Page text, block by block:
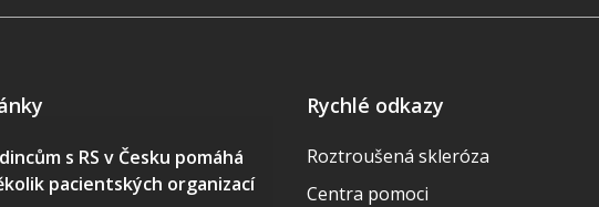
s RS v Česku pomáhá
pacientských organizací
Rychlé odkazy
Roztroušená skleróza
Centra pomoci